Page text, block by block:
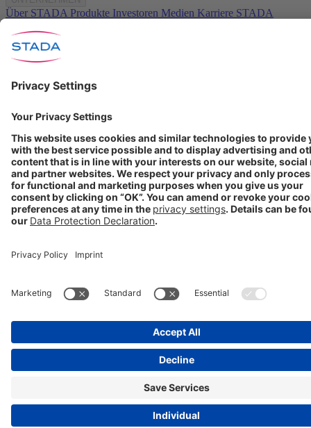
Über STADA Produkte Investoren Medien Karriere STADA
Kontakt info@stada.de
Portal ⧉
Nutzungsbedingungen
Datenschutzerklärung
Impressum
Cookie Einstellungen
Progenerika | © Copyright STADA Arzneimittel AG 2025